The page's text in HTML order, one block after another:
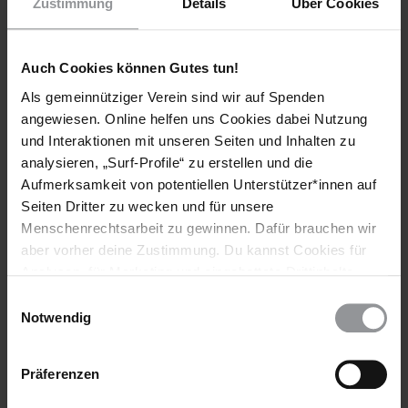
Zustimmung Details Über Cookies
Auch Cookies können Gutes tun!
Als gemeinnütziger Verein sind wir auf Spenden
angewiesen. Online helfen uns Cookies dabei Nutzung
und Interaktionen mit unseren Seiten und Inhalten zu
analysieren, „Surf-Profile“ zu erstellen und die
Aufmerksamkeit von potentiellen Unterstützer*innen auf
Seiten Dritter zu wecken und für unsere
Menschenrechtsarbeit zu gewinnen. Dafür brauchen wir
aber vorher deine Zustimmung. Du kannst Cookies für
wieder ändern. Diesen Banner kannst Du über den Link
Notwendig
Präferenzen
"Amnesty International fordert die US-Regierung und die
Behörden der einzelnen Bundesstaaten dazu auf
sicherzustellen, dass Überlebende von Schusswaffengewalt
Zugang zu der benötigten Gesundheitsversorgung und
Unterstützung erhalten und dass sie umfassend darüber
informiert werden, welche Gesundheitsversorgung und
welche Zuwendungen ihnen zustehen", sagte Amnesty-
Expertin Sanhita Ambast.
Amnesty fordert die Behörden zusätzlich auf, eine
Schadenersatzzahlungen für das Leid, das ihnen widerfahren